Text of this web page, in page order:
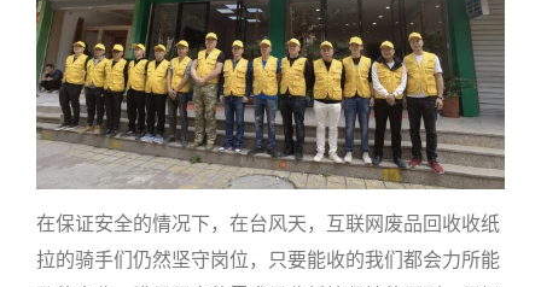
在保证安全的情况下，在台风天，互联网废品回收收纸
拉的骑手们仍然坚守岗位，只要能收的我们都会力所能